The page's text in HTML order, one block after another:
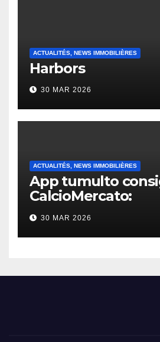
ACTUALITÉS, NEWS IMMOBILIÈRES
Harbors
30 MAR 2026
ACTUALITÉS, NEWS IMMOBILIÈRES
App tumulto
CalcioMercato:
considerazione di
2026
30 MAR 2026